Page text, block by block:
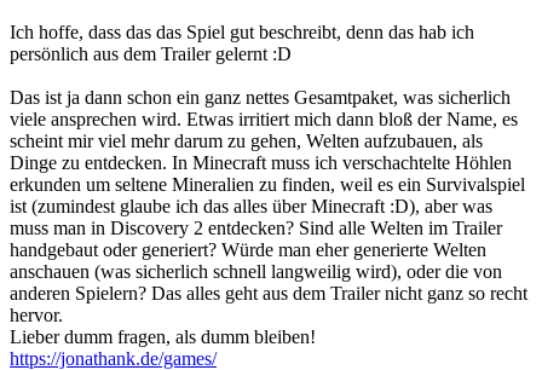
Ich hoffe, dass das das Spiel gut beschreibt, denn das hab ich
persönlich aus dem Trailer gelernt :D
Das ist ja dann schon ein ganz nettes Gesamtpaket, was sicherlich
viele ansprechen wird. Etwas irritiert mich dann bloß der Name, es
scheint mir viel mehr darum zu gehen, Welten aufzubauen, als
Dinge zu entdecken. In Minecraft muss ich verschachtelte Höhlen
erkunden um seltene Mineralien zu finden, weil es ein Survivalspiel
ist (zumindest glaube ich das alles über Minecraft :D), aber was
muss man in Discovery 2 entdecken? Sind alle Welten im Trailer
handgebaut oder generiert? Würde man eher generierte Welten
anschauen (was sicherlich schnell langweilig wird), oder die von
anderen Spielern? Das alles geht aus dem Trailer nicht ganz so recht
hervor.
Lieber dumm fragen, als dumm bleiben!
https://jonathank.de/games/